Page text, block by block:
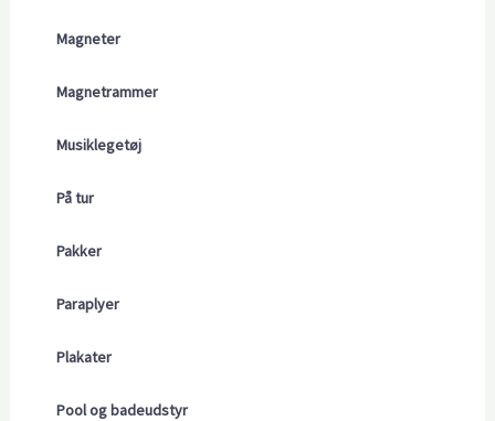
Magneter
Magnetrammer
Musiklegetøj
På tur
Pakker
Paraplyer
Plakater
Pool og badeudstyr